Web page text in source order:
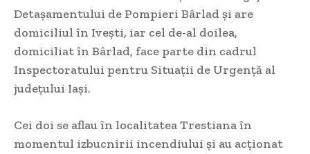
Detașamentului de Pompieri Bârlad și are
domiciliul în Ivești, iar cel de-al doilea,
domiciliat în Bârlad, face parte din cadrul
Inspectoratului pentru Situații de Urgență al
județului Iași.
Cei doi se aflau în localitatea Trestiana în
momentul izbucnirii incendiului și au acționat